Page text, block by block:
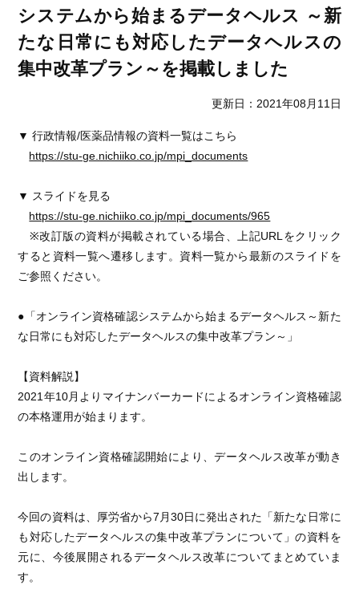
システムから始まるデータヘルス ～新
たな日常にも対応したデータヘルスの
集中改革プラン～を掲載しました
更新日：2021年08月11日
▼ 行政情報/医薬品情報の資料一覧はこちら
https://stu-ge.nichiiko.co.jp/mpi_documents
▼ スライドを見る
https://stu-ge.nichiiko.co.jp/mpi_documents/965
※改訂版の資料が掲載されている場合、上記URLをクリック
すると資料一覧へ遷移します。資料一覧から最新のスライドを
ご参照ください。
●「オンライン資格確認システムから始まるデータヘルス～新た
な日常にも対応したデータヘルスの集中改革プラン～」
【資料解説】
2021年10月よりマイナンバーカードによるオンライン資格確認
の本格運用が始まります。
このオンライン資格確認開始により、データヘルス改革が動き
出します。
今回の資料は、厚労省から7月30日に発出された「新たな日常に
も対応したデータヘルスの集中改革プランについて」の資料を
元に、今後展開されるデータヘルス改革についてまとめていま
す。